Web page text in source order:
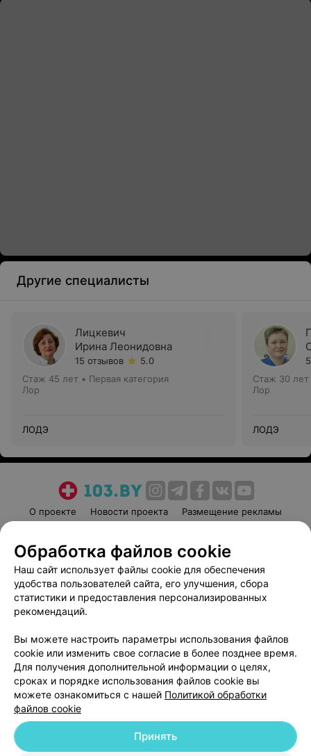
Другие специалисты
Лицкевич
Ирина Леонидовна
15 отзывов
5.0
Стаж 45 лет • Первая категория
Лор
ЛОДЭ
Стаж 30 лет
Лор
ЛОДЭ
О проекте Новости проекта
Размещение рекламы
Пользовательское соглашение
Способы оплаты
Вакансии
Партнеры
Написать руководителю 103.by
Обработка персональных данных
© 2026 ООО «Артокс Лаб», УНП 191700409
| 220012, Республика Беларусь,
Обработка файлов cookie
Наш сайт использует файлы cookie для обеспечения
удобства пользователей сайта, его улучшения, сбора
статистики и предоставления персонализированных
рекомендаций.
Вы можете настроить параметры использования файлов
cookie или изменить свое согласие в более позднее время.
Для получения дополнительной информации о целях,
сроках и порядке использования файлов cookie вы
можете ознакомиться с нашей Политикой обработки
файлов cookie
Принять